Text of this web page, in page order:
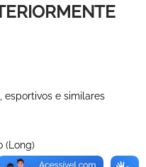
esportivos e similares
(Long)